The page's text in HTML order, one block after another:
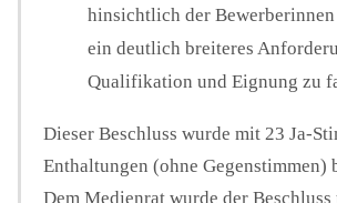
hinsichtlich der
ein deutlich breiteres
Qualifikation und Eignung zu
Dieser Beschluss wurde mit 23 Ja-
Enthaltungen (ohne Gegenstimmen)
Dem Medienrat wurde der